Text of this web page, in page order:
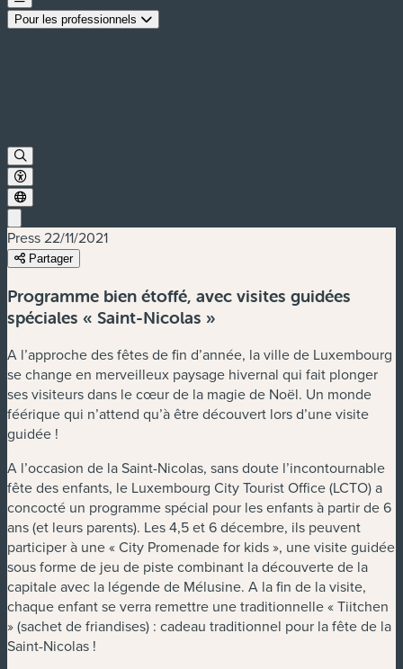
Pour les professionnels
Press22/11/2021
Partager
Programme bien étoffé, avec visites guidées
spéciales « Saint-Nicolas »
A l’approche des fêtes de fin d’année, la ville de Luxembourg
se change en merveilleux paysage hivernal qui fait plonger
ses visiteurs dans le cœur de la magie de Noël. Un monde
féérique qui n’attend qu’à être découvert lors d’une visite
guidée !
A l’occasion de la Saint-Nicolas, sans doute l’incontournable
fête des enfants, le Luxembourg City Tourist Office (LCTO) a
concocté un programme spécial pour les enfants à partir de 6
ans (et leurs parents). Les 4,5 et 6 décembre, ils peuvent
participer à une « City Promenade for kids », une visite guidée
sous forme de jeu de piste combinant la découverte de la
capitale avec la légende de Mélusine. A la fin de la visite,
chaque enfant se verra remettre une traditionnelle « Tiitchen
» (sachet de friandises) : cadeau traditionnel pour la fête de la
Saint-Nicolas !